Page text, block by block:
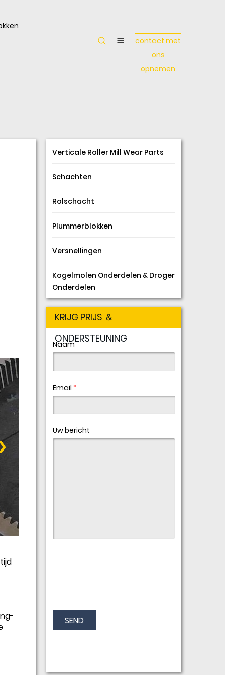
contact met
ons
opnemen
Verticale Roller Mill Wear Parts
Schachten
Rolschacht
Plummerblokken
Versnellingen
Kogelmolen Onderdelen & Droger
Onderdelen
KRIJG PRIJS ＆
ONDERSTEUNING
Naam
Email *
Uw bericht
SEND